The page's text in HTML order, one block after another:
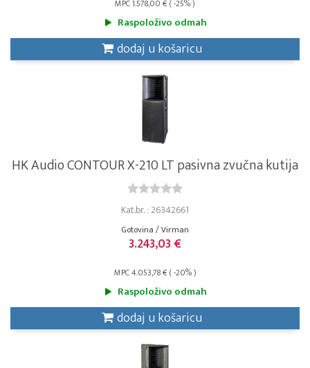
MPC 1.578,00 € ( -25% )
Raspoloživo odmah
dodaj u košaricu
HK Audio CONTOUR X-210 LT pasivna zvučna kutija
Kat.br. : 26342661
Gotovina / Virman
3.243,03 €
MPC 4.053,78 € ( -20% )
Raspoloživo odmah
dodaj u košaricu